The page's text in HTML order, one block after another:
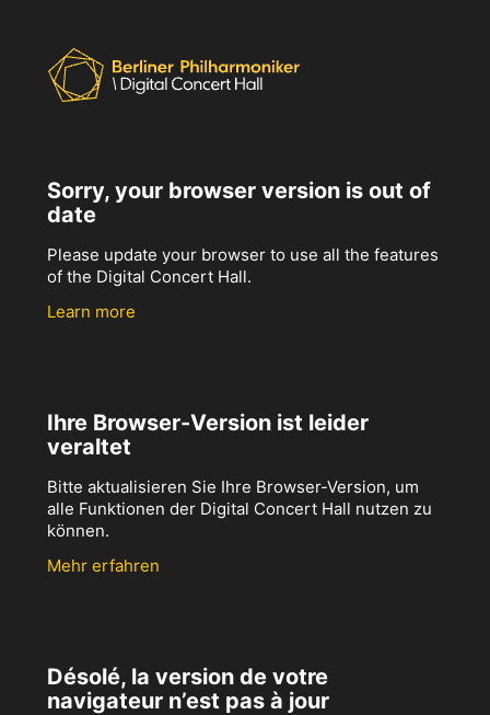
Sorry, your browser version is out of
date
Please update your browser to use all the features
of the Digital Concert Hall.
Learn more
Ihre Browser-Version ist leider
veraltet
Bitte aktualisieren Sie Ihre Browser-Version, um
alle Funktionen der Digital Concert Hall nutzen zu
können.
Mehr erfahren
Désolé, la version de votre
navigateur n’est pas à jour